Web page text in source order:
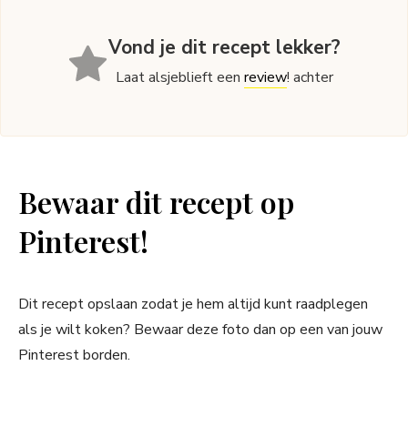
Vond je dit recept lekker?
Laat alsjeblieft eenreview! achter
Bewaar dit recept op
Pinterest!
Dit recept opslaan zodat je hem altijd kunt raadplegen
als je wilt koken? Bewaar deze foto dan op een van jouw
Pinterest borden.